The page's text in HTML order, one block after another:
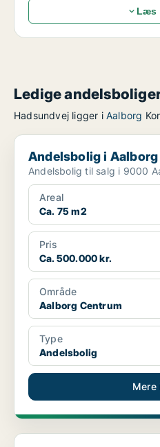
Læs
Ledige
Hadsundvej ligger i Aalborg
Andelsbolig i Aalborg
Andelsbolig i Aalborg
Andelsbolig til salg i 9000
Areal
Ca. 75 m2
Pris
Ca. 500.000 kr.
Område
Aalborg Centrum
Type
Andelsbolig
Mere
Andelsbolig i Aalborg